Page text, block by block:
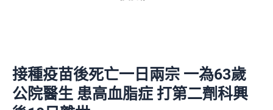
接種疫苗後死亡一日兩宗 一為63歲
公院醫生 患高血脂症 打第二劑科興